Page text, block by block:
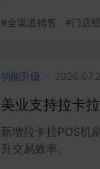
#全渠道销售 #门店
功能升级 ·
美业支持拉卡
新增拉卡拉POS机
升交易效率。